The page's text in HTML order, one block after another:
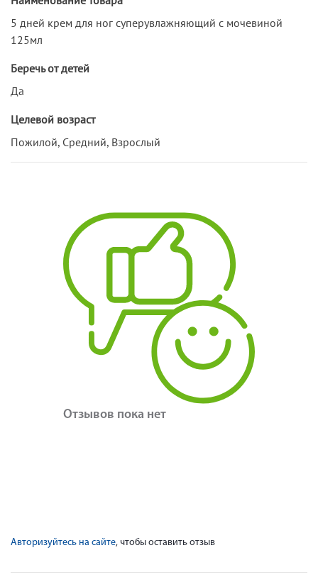
5 дней крем для ног суперувлажняющий с мочевиной
125мл
Беречь от детей
Да
Целевой возраст
Пожилой, Средний, Взрослый
Отзывов пока нет
Авторизуйтесь на сайте, чтобы оставить отзыв